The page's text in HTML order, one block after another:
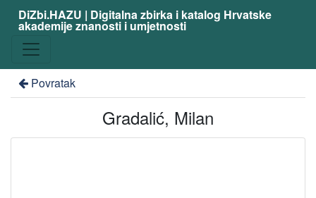
DiZbi.HAZU | Digitalna zbirka i katalog Hrvatske
akademije znanosti i umjetnosti
Povratak
Gradalić, Milan